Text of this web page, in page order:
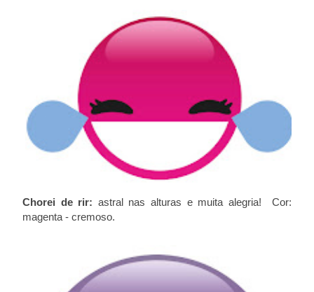
Chorei de rir: astral nas alturas e muita alegria!
Cor:
magenta - cremoso.